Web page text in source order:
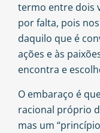
termo entre dois
por falta, pois
daquilo que é
ações e às
encontra e
O embaraço é
racional próprio
mas um